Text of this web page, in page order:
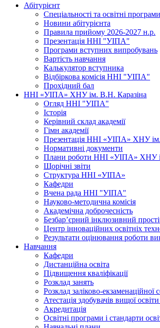
Абітурієнт
Спеціальності та освітні
Новини абітурієнта
Правила прийому 2026-2027 н.р.
Презентація ННІ "УІПА"
Програми вступних випробувань
Вартість навчання
Калькулятор вступника
Відбіркова комісія ННІ "УІПА"
Прохідний бал
ННІ «УІПА» ХНУ ім. В.Н. Каразіна
Огляд ННІ "УІПА"
Історія
Керівний склад академії
Гімн академії
Презентація ННІ «УІПА» ХНУ
Нормативні документи
Плани роботи ННІ «УІПА» ХНУ
Щорічні звіти
Структура ННІ «УІПА»
Кафедри
Вчена рада ННІ "УІПА"
Науково-методична комісія
Академічна доброчесність
Безбар’єрний інклюзивний
Центр інноваційних освітніх
Результати оцінювання роботи
Навчання
Кафедри
Дистанційна освіта
Підвищення кваліфікації
Розклад занять
Розклад заліково-екзаменаційної
Атестація здобувачів вищої
Акредитація
Освітні програми і стандарти